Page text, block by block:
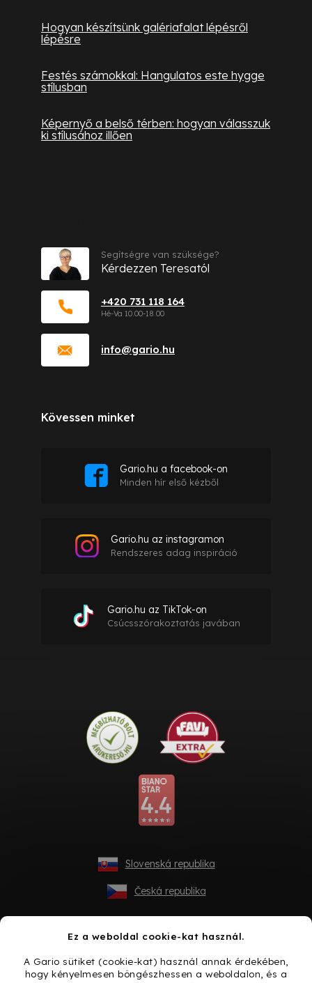
Ez a weboldal cookie-kat használ.
A Gario sütiket (cookie-kat) használ annak érdekében,
hogy kényelmesen böngészhessen a weboldalon, és a
Hogyan készítsünk galériafalat lépésről
lépésre
Festés számokkal: Hangulatos este hygge
stílusban
Képernyő a belső térben: hogyan válasszuk
ki stílusához illően
info@gario.hu
+420 731 118 164
Segítségre van szüksége?
Kérdezzen Teresatól
Kövessen minket
Gario.hu a facebook-on
Minden hír első kézből
Gario.hu az instagramon
Rendszeres adag inspiráció
Gario.hu az TikTok-on
Csúcsszórakoztatás javában
Slovenská republika
Česká republika